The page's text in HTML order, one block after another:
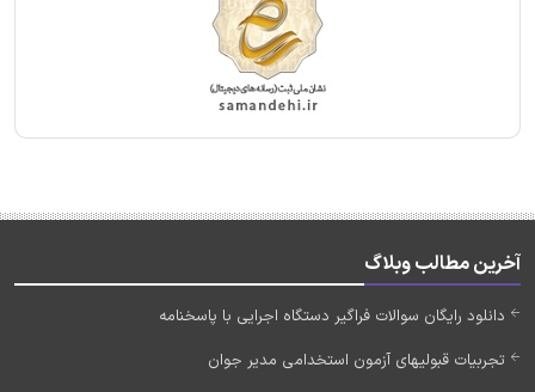
آخرین مطالب وبلاگ
دانلود رایگان سوالات فراگیر دستگاه اجرایی با پاسخنامه
تجربیات قبولیهای آزمون استخدامی مدیر جوان